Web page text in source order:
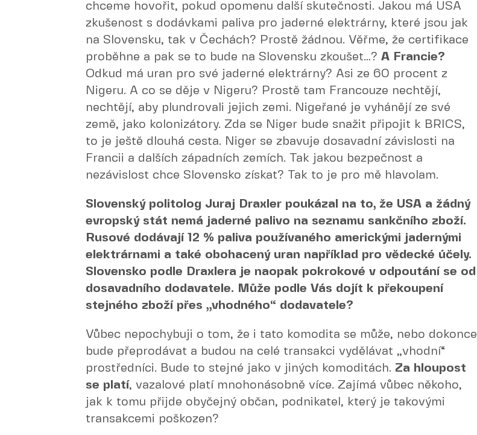
chceme hovořit, pokud opomenu další skutečnosti. Jakou má USA
zkušenost s dodávkami paliva pro jaderné elektrárny, které jsou jak
na Slovensku, tak v Čechách? Prostě žádnou. Věřme, že certifikace
proběhne a pak se to bude na Slovensku zkoušet…? A Francie?
Odkud má uran pro své jaderné elektrárny? Asi ze 60 procent z
Nigeru. A co se děje v Nigeru? Prostě tam Francouze nechtějí,
nechtějí, aby plundrovali jejich zemi. Nigeřané je vyhánějí ze své
země, jako kolonizátory. Zda se Niger bude snažit připojit k BRICS,
to je ještě dlouhá cesta. Niger se zbavuje dosavadní závislosti na
Francii a dalších západních zemích. Tak jakou bezpečnost a
nezávislost chce Slovensko získat? Tak to je pro mě hlavolam.
Slovenský politolog Juraj Draxler poukázal na to, že USA a žádný
evropský stát nemá jaderné palivo na seznamu sankčního zboží.
Rusové dodávají 12 % paliva používaného americkými jadernými
elektrárnami a také obohacený uran například pro vědecké účely.
Slovensko podle Draxlera je naopak pokrokové v odpoutání se od
dosavadního dodavatele. Může podle Vás dojít k překoupení
stejného zboží přes „vhodného“ dodavatele?
Vůbec nepochybuji o tom, že i tato komodita se může, nebo dokonce
bude přeprodávat a budou na celé transakci vydělávat „vhodní“
prostředníci. Bude to stejné jako v jiných komoditách. Za hloupost
se platí, vazalové platí mnohonásobně více. Zajímá vůbec někoho,
jak k tomu přijde obyčejný občan, podnikatel, který je takovými
transakcemi poškozen?